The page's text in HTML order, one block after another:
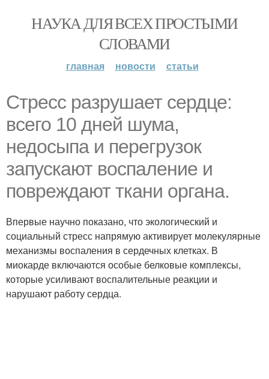
НАУКА ДЛЯ ВСЕХ ПРОСТЫМИ
СЛОВАМИ
главная новости статьи
Стресс разрушает сердце:
всего 10 дней шума,
недосыпа и перегрузок
запускают воспаление и
повреждают ткани органа.
Впервые научно показано, что экологический и
социальный стресс напрямую активирует молекулярные
механизмы воспаления в сердечных клетках. В
миокарде включаются особые белковые комплексы,
которые усиливают воспалительные реакции и
нарушают работу сердца.